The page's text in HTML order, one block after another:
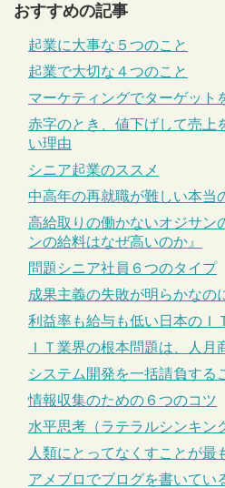
おすすめの記事
起業に大事な５つのこと
起業で大切な４つのこと
マーケティングでターゲット
赤字のとき、値下げして売上
い理由
シニア起業のススメ
中高年の再就職が難しい本当
高給取りの働かないオジサン
ンの給料はなぜ高いのか』
問題シニア社員６つのタイプ
成果主義の失敗が明らかなの
利益率も給与も低い日本のＩ
ＩＴ業界の根本問題は、人
システム開発を一括請負する
情報収集のための６つのコツ
水平思考（ラテラルシンキン
人類にとってなくすことが最
アメブロでブログを書いてい